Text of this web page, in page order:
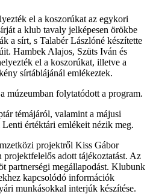
el a koszorúkat az egykori
a klub tavaly jelképesen örökbe
a sírt, s Talabér Lászlóné készítette
Hambek Alajos, Szüts Iván és
el a koszorúkat, illetve a
sírtáblájánál emlékeztek.
múzeumban folytatódott a program.
témájáról, valamint a májusi
értéktári emlékeit nézik meg.
projektről Kiss Gábor
adott tájékoztatást. Az
partnerségi megállapodást. Klubunk
kapcsolódó információk
munkásokkal interjúk készítése.